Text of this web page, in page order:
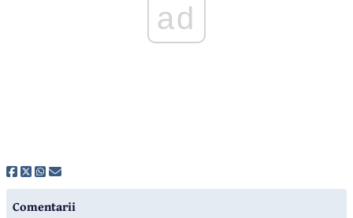
ad
Comentarii